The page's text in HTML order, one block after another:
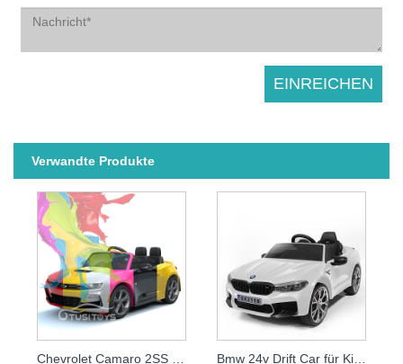
Verwandte Produkte